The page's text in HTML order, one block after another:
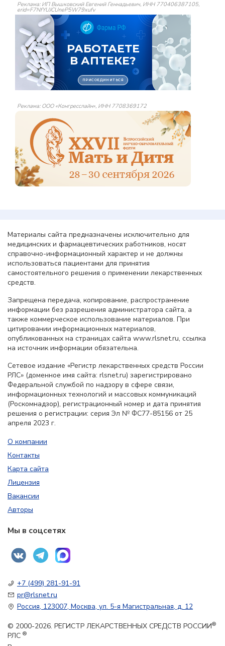
Реклама: ИП Вышковский Евгений Геннадьевич, ИНН 770406387105,
erid=F7NfYUJCUneP5W79xufv
Реклама: ООО «Конгресслайн», ИНН 7708369172
Материалы сайта предназначены исключительно для
медицинских и фармацевтических работников, носят
справочно-информационный характер и не должны
использоваться пациентами для принятия
самостоятельного решения о применении лекарственных
средств.
Запрещена передача, копирование, распространение
информации без разрешения администратора сайта, а
также коммерческое использование материалов. При
цитировании информационных материалов,
опубликованных на страницах сайта www.rlsnet.ru, ссылка
на источник информации обязательна.
Сетевое издание «Регистр лекарственных средств России
РЛС» (доменное имя сайта: rlsnet.ru) зарегистрировано
Федеральной службой по надзору в сфере связи,
информационных технологий и массовых коммуникаций
(Роскомнадзор), регистрационный номер и дата принятия
решения о регистрации: серия Эл № ФС77-85156 от 25
апреля 2023 г.
О компании
Контакты
Карта сайта
Лицензия
Вакансии
Авторы
Мы в соцсетях
+7 (499) 281-91-91
pr@rlsnet.ru
Россия, 123007, Москва, ул. 5-я Магистральная, д. 12
© 2000-2026. РЕГИСТР ЛЕКАРСТВЕННЫХ СРЕДСТВ РОССИИ®
РЛС ®